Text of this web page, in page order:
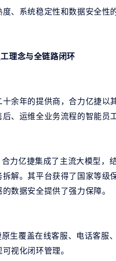
、系统稳定性和数据安全性
理念与全链路闭环
余年的提供商，合力亿捷以
、运维全业务流程的智能员工
力亿捷集成了主流大模型
解。其平台获得了国家等
数据安全提供了强力保障。
生覆盖在线客服、电话客服
视化闭环管理。